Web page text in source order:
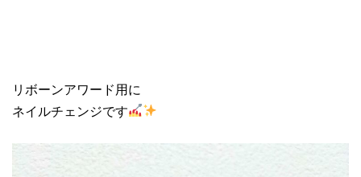
リボーンアワード用に
ネイルチェンジです